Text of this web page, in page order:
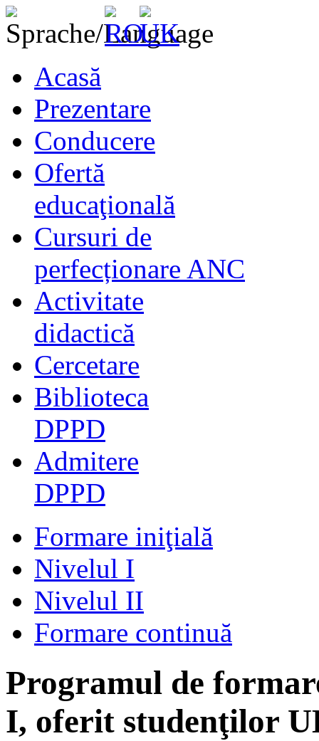
Acasă
Prezentare
Conducere
Ofertă
educaţională
Cursuri de
perfecționare ANC
Activitate
didactică
Cercetare
Biblioteca
DPPD
Admitere
DPPD
Formare iniţială
Nivelul I
Nivelul II
Formare continuă
Programul de
I, oferit studenţilor